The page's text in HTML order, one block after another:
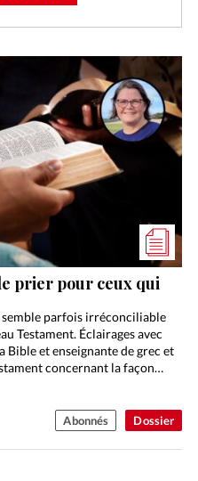
Dossier
prier pour ceux qui
semble parfois irréconciliable
Testament. Éclairages avec
Bible et enseignante de grec et
concernant la façon…
Abonnés